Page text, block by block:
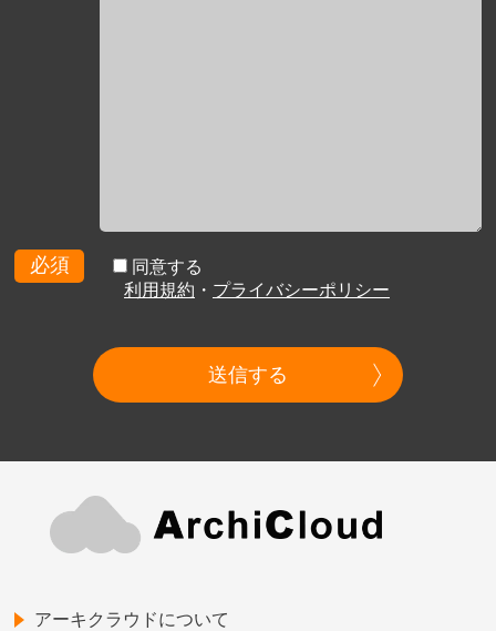
必須
同意する
利用規約 ・ プライバシーポリシー
送信する
アーキクラウドについて